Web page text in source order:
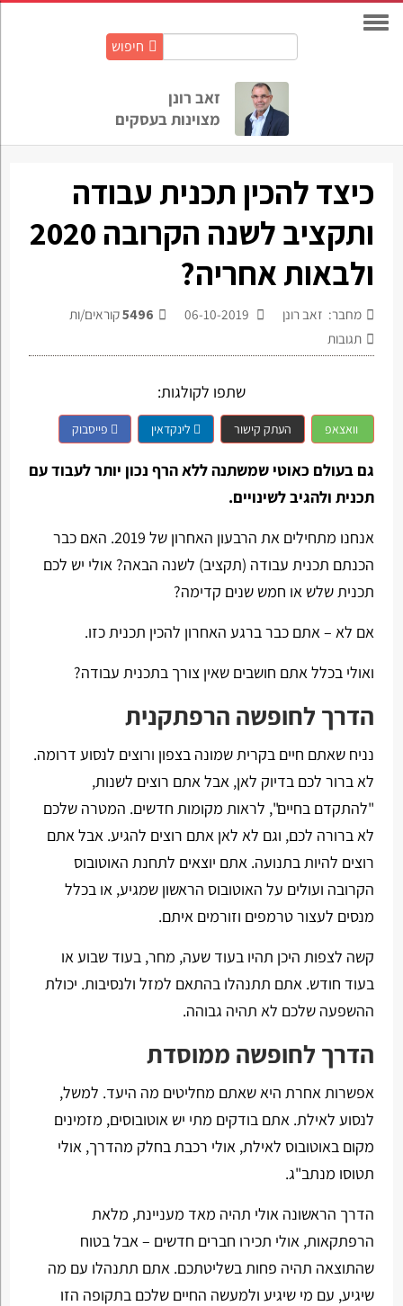
חיפוש
זאב רונן
מצוינות בעסקים
כיצד להכין תכנית עבודה
ותקציב לשנה הקרובה 2020
ולבאות אחריה?
מחבר: זאב רונן 5496קוראים/ות
תגובות
שתפו לקולגות:
וואצאפ העתק קישור לינקדאין פייסבוק
גם בעולם כאוטי שמשתנה ללא הרף נכון יותר לעבוד עם
תכנית ולהגיב לשינויים.
אנחנו מתחילים את הרבעון האחרון של 2019. האם כבר
הכנתם תכנית עבודה (תקציב) לשנה הבאה? אולי יש לכם
תכנית שלש או חמש שנים קדימה?
אם לא – אתם כבר ברגע האחרון להכין תכנית כזו.
ואולי בכלל אתם חושבים שאין צורך בתכנית עבודה?
הדרך לחופשה הרפתקנית
נניח שאתם חיים בקרית שמונה בצפון ורוצים לנסוע דרומה.
לא ברור לכם בדיוק לאן, אבל אתם רוצים לשנות,
"להתקדם בחיים", לראות מקומות חדשים. המטרה שלכם
לא ברורה לכם, וגם לא לאן אתם רוצים להגיע. אבל אתם
רוצים להיות בתנועה. אתם יוצאים לתחנת האוטובוס
הקרובה ועולים על האוטובוס הראשון שמגיע, או בכלל
מנסים לעצור טרמפים וזורמים איתם.
קשה לצפות היכן תהיו בעוד שעה, מחר, בעוד שבוע או
בעוד חודש. אתם תתנהלו בהתאם למזל ולנסיבות. יכולת
ההשפעה שלכם לא תהיה גבוהה.
הדרך לחופשה ממוסדת
אפשרות אחרת היא שאתם מחליטים מה היעד. למשל,
לנסוע לאילת. אתם בודקים מתי יש אוטובוסים, מזמינים
מקום באוטובוס לאילת, אולי רכבת בחלק מהדרך, אולי
תטוסו מנתב"ג.
הדרך הראשונה אולי תהיה מאד מעניינת, מלאת
הרפתקאות, אולי תכירו חברים חדשים – אבל בטוח
שהתוצאה תהיה פחות בשליטתכם. אתם תתנהלו עם מה
שיגיע, עם מי שיגיע ולמעשה החיים שלכם בתקופה הזו